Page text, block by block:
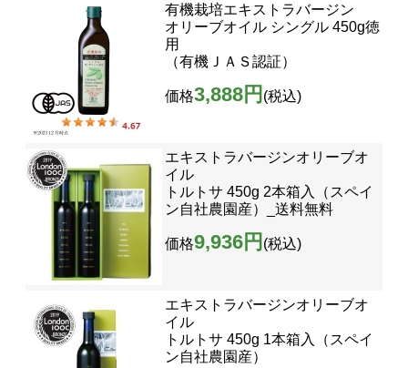
有機栽培エキストラバージン
オリーブオイル シングル 450g徳
用
（有機ＪＡＳ認証）
価格3,888円 (税込)
エキストラバージンオリーブオ
イル
トルトサ 450g 2本箱入（スペイ
ン自社農園産）_送料無料
価格9,936円 (税込)
エキストラバージンオリーブオ
イル
トルトサ 450g 1本箱入（スペイ
ン自社農園産）